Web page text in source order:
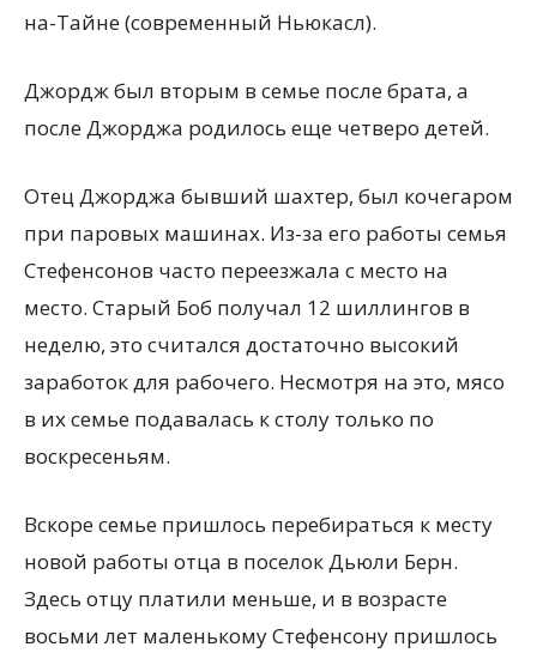
на-Тайне (современный Ньюкасл).
Джордж был вторым в семье после брата, а
после Джорджа родилось еще четверо детей.
Отец Джорджа бывший шахтер, был кочегаром
при паровых машинах. Из-за его работы семья
Стефенсонов часто переезжала с место на
место. Старый Боб получал 12 шиллингов в
неделю, это считался достаточно высокий
заработок для рабочего. Несмотря на это, мясо
в их семье подавалась к столу только по
воскресеньям.
Вскоре семье пришлось перебираться к месту
новой работы отца в поселок Дьюли Берн.
Здесь отцу платили меньше, и в возрасте
восьми лет маленькому Стефенсону пришлось